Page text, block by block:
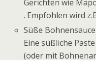
Gerichten wie
. Empfohlen wird
Süße
Eine süßliche
(oder mit